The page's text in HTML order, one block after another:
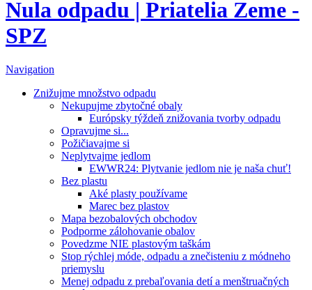
Nula odpadu | Priatelia Zeme -
SPZ
Navigation
Znižujme množstvo odpadu
Nekupujme zbytočné obaly
Európsky týždeň znižovania tvorby odpadu
Opravujme si...
Požičiavajme si
Neplytvajme jedlom
EWWR24: Plytvanie jedlom nie je naša chuť!
Bez plastu
Aké plasty používame
Marec bez plastov
Mapa bezobalových obchodov
Podporme zálohovanie obalov
Povedzme NIE plastovým taškám
Stop rýchlej móde, odpadu a znečisteniu z módneho
priemyslu
Menej odpadu z prebaľovania detí a menštruačných